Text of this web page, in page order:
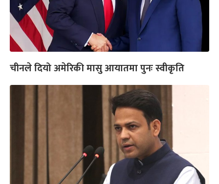
चीनले दियो अमेरिकी मासु आयातमा पुनः स्वीकृति